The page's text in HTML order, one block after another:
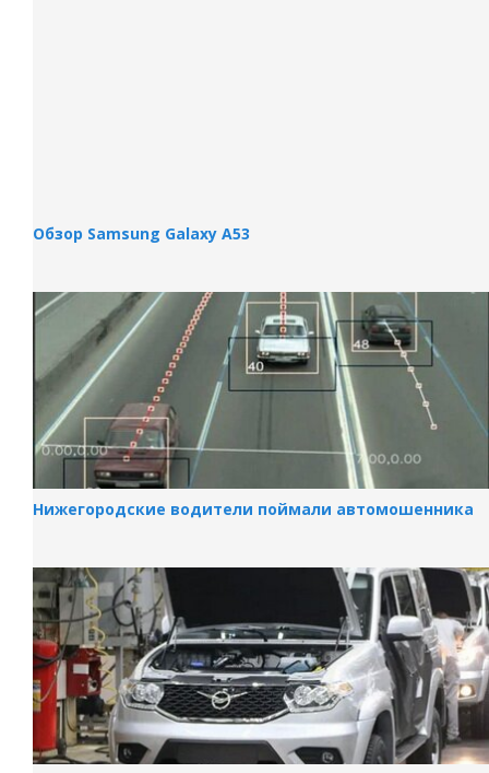
Обзор Samsung Galaxy A53
Нижегородские водители поймали автомошенника